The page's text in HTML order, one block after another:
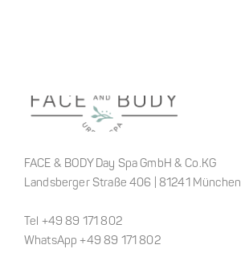
FACE & BODY Day Spa GmbH & Co.KG
Landsberger Straße 406 | 81241 München
Tel +49 89 171 802
WhatsApp +49 89 171 802